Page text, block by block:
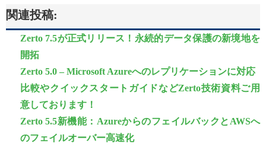
関連投稿:
Zerto 7.5が正式リリース！永続的データ保護の新境地を
開拓
Zerto 5.0 – Microsoft Azureへのレプリケーションに対応
比較やクイックスタートガイドなどZerto技術資料ご用
意しております！
Zerto 5.5新機能：AzureからのフェイルバックとAWSへ
のフェイルオーバー高速化